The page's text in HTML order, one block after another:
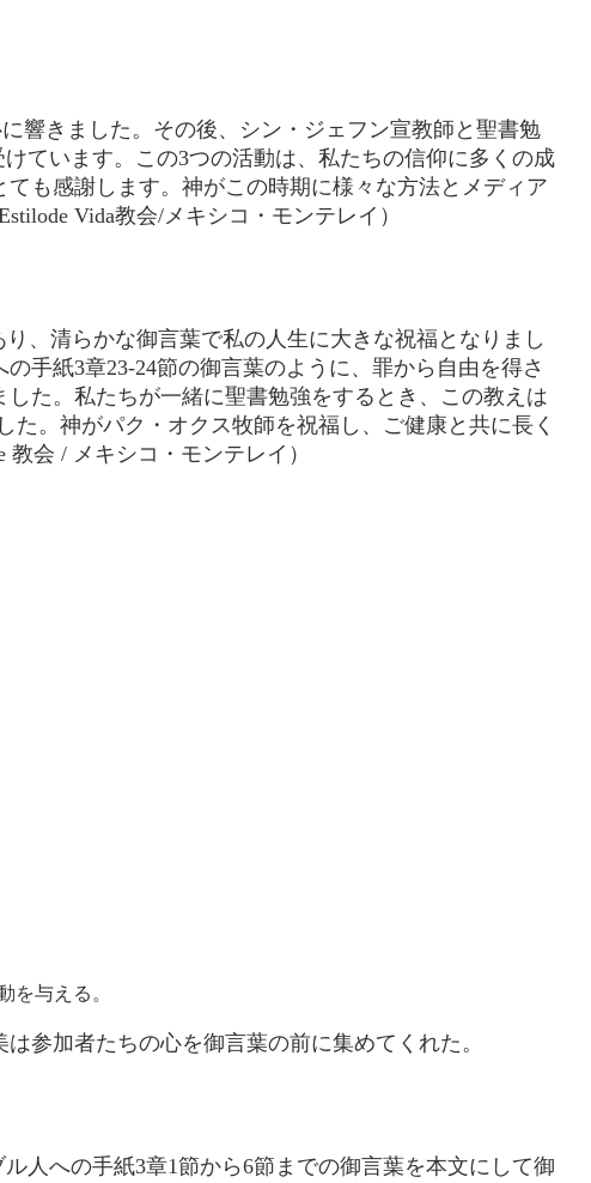
響きました。その後、シン・ジェフン宣教師と聖書勉
ています。この3つの活動は、私たちの信仰に多くの成
も感謝します。神がこの時期に様々な方法とメディア
Vida教会/メキシコ・モンテレイ）
、清らかな御言葉で私の人生に大きな祝福となりまし
手紙3章23-24節の御言葉のように、罪から自由を得さ
た。私たちが一緒に聖書勉強をするとき、この教えは
。神がパク・オクス牧師を祝福し、ご健康と共に長く
会 / メキシコ・モンテレイ）
を与える。
参加者たちの心を御言葉の前に集めてくれた。
人への手紙3章1節から6節までの御言葉を本文にして御